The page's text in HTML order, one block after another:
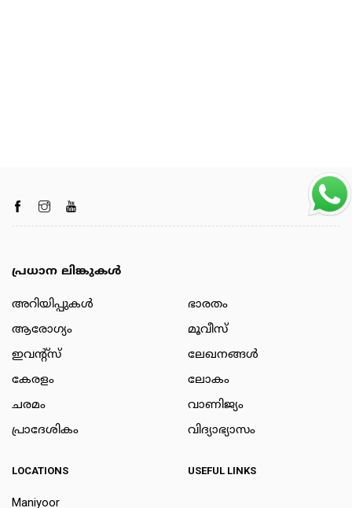
പ്രധാന ലിങ്കുകൾ
അറിയിപ്പുകള്‍
ആരോഗ്യം
ഇവന്റ്സ്
കേരളം
ചരമം
പ്രാദേശികം
ഭാരതം
മൂവീസ്
ലേഖനങ്ങള്‍
ലോകം
വാണിജ്യം
വിദ്യാഭ്യാസം
LOCATIONS
Maniyoor
USEFUL LINKS